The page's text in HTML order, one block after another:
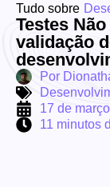
Tudo sobre
Testes
validação
Por
17 de
11 minutos